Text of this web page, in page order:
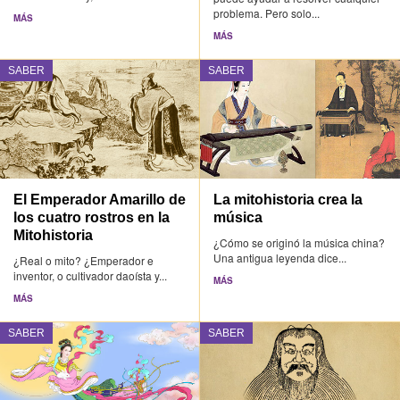
MÁS
problema. Pero solo...
MÁS
SABER
El Emperador Amarillo de
los cuatro rostros en la
Mitohistoria
¿Real o mito? ¿Emperador e
inventor, o cultivador daoísta y...
MÁS
SABER
La mitohistoria crea la
música
¿Cómo se originó la música china?
Una antigua leyenda dice...
MÁS
SABER SABER